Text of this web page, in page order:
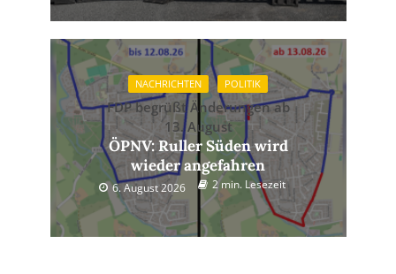
NACHRICHTEN POLITIK
FDP begrüßt Änderungen ab
13. August
ÖPNV: Ruller Süden wird
wieder angefahren
6. August 2026 2 min. Lesezeit